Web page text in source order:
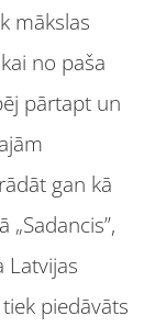
mākslas
no paša
pārtapt un
gan kā
Latvijas
piedāvāts